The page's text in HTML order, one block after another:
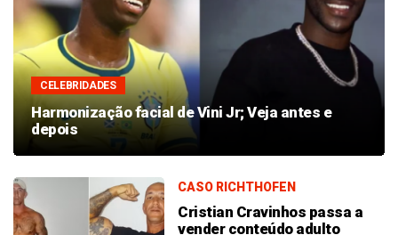
CELEBRIDADES
Harmonização facial de Vini Jr; Veja antes e
depois
CASO RICHTHOFEN
Cristian Cravinhos passa a
vender conteúdo adulto